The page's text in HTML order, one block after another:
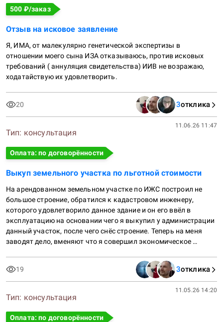
тематике). Я сам юрист, но не по образовательному праву, я
понимаю, что с юристами в сфере образования должны
бороться юристы в сфере образования, плюс у меня
чтобы они впредь так больше не поступали с людьми.
500 ₽/заказ
Отзыв на исковое заявление
Я, ИМА, от малекулярно генетической экспертизы в
отношении моего сына ИЗА отказываюсь, против исковых
требований ( аннуляция свидетельства) ИИВ не возражаю,
ходатайствую их удовлетворить.
20 3отклика
11.06.26 11:47
Тип: консультация
Оплата: по договорённости
Выкуп земельного участка по льготной стоимости
На арендованном земельном участке по ИЖС построил не
большое строение, обратился к кадастровом инженеру,
которого удовлетворило данное здание и он его ввёл в
эксплуатацию на основании чего я выкупил у администрации
данный участок, после чего снёс строение. Теперь на меня
заводят дело, вменяют что я совершил экономическое
участка, а здание не соответствовало требованиям. Есть
какие нибудь пути решения этого дела?
19 3отклика
11.05.26 14:20
Тип: консультация
Оплата: по договорённости